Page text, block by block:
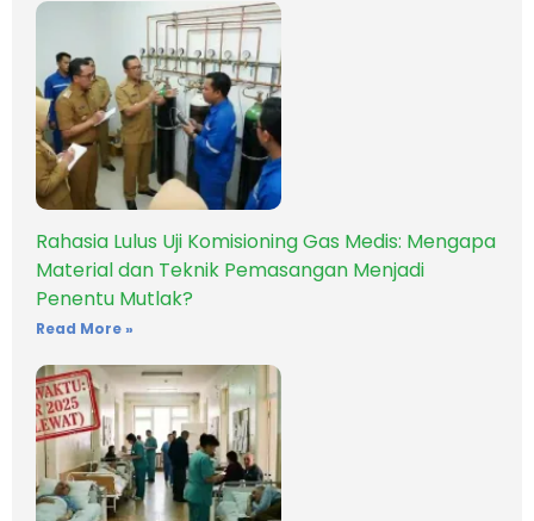
Rahasia Lulus Uji Komisioning Gas Medis: Mengapa
Material dan Teknik Pemasangan Menjadi
Penentu Mutlak?
Read More »